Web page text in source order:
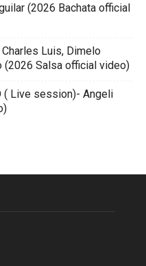
(2026 Bachata official
Luis, Dimelo
(2026 Salsa official video)
( Live session)- Angeli